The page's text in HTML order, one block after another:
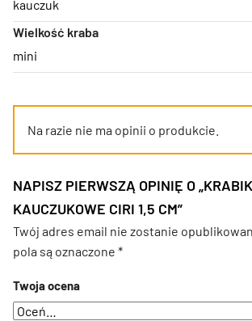
kauczuk
Wielkość kraba
mini
Na razie nie ma opinii o produkcie.
NAPISZ PIERWSZĄ OPINIĘ O
KAUCZUKOWE CIRI 1,5 CM”
Twój adres email nie zostanie
pola są oznaczone *
Twoja ocena